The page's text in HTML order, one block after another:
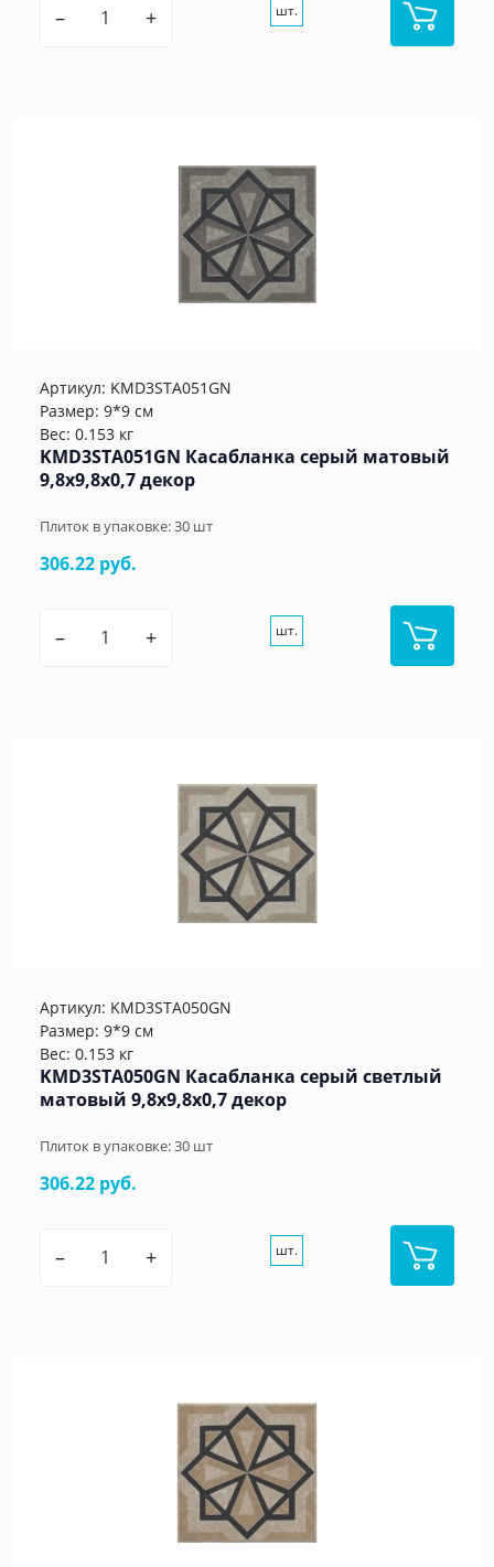
– + шт.
Артикул: KMD3STA051GN
Размер: 9*9 см
Вес: 0.153 кг
KMD3STA051GN Касабланка серый матовый
9,8x9,8x0,7 декор
Плиток в упаковке:30 шт
306.22 руб.
– + шт.
Артикул: KMD3STA050GN
Размер: 9*9 см
Вес: 0.153 кг
KMD3STA050GN Касабланка серый светлый
матовый 9,8x9,8x0,7 декор
Плиток в упаковке:30 шт
306.22 руб.
– + шт.